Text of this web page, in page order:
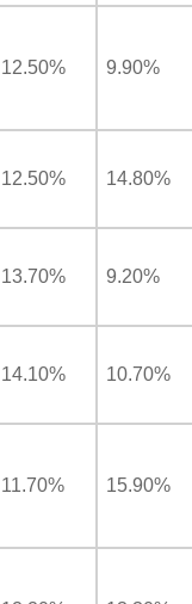
12.50% 9.90%
12.50% 14.80%
13.70% 9.20%
14.10% 10.70%
11.70% 15.90%